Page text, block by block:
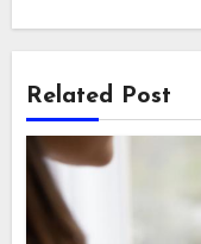
Related Post